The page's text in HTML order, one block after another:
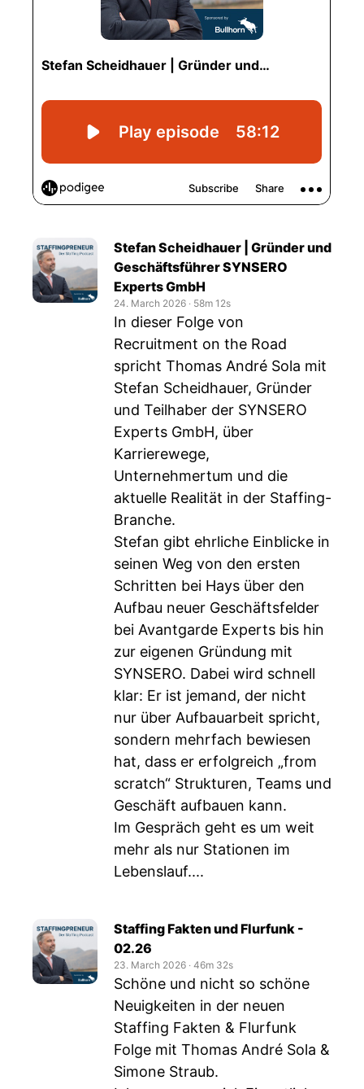
Stefan Scheidhauer | Gründer und
Geschäftsführer SYNSERO
Experts GmbH
24. March 2026 ‧ 58m 12s
In dieser Folge von
Recruitment on the Road
spricht Thomas André Sola mit
Stefan Scheidhauer, Gründer
und Teilhaber der SYNSERO
Experts GmbH, über
Karrierewege,
Unternehmertum und die
aktuelle Realität in der Staffing-
Branche.
Stefan gibt ehrliche Einblicke in
seinen Weg von den ersten
Schritten bei Hays über den
Aufbau neuer Geschäftsfelder
bei Avantgarde Experts bis hin
zur eigenen Gründung mit
SYNSERO. Dabei wird schnell
klar: Er ist jemand, der nicht
nur über Aufbauarbeit spricht,
sondern mehrfach bewiesen
hat, dass er erfolgreich „from
scratch“ Strukturen, Teams und
Geschäft aufbauen kann.
Im Gespräch geht es um weit
mehr als nur Stationen im
Lebenslauf....
Staffing Fakten und Flurfunk -
02.26
23. March 2026 ‧ 46m 32s
Schöne und nicht so schöne
Neuigkeiten in der neuen
Staffing Fakten & Flurfunk
Folge mit Thomas André Sola &
Simone Straub.